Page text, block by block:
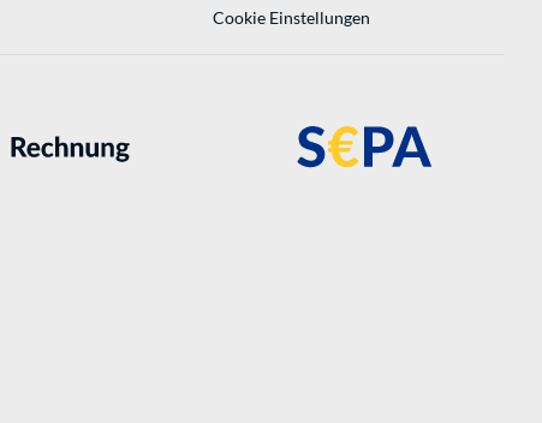
Cookie Einstellungen